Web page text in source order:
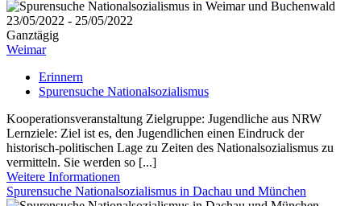
23/05/2022 - 25/05/2022
Ganztägig
Weimar
Erinnern
Spurensuche Nationalsozialismus
Kooperationsveranstaltung Zielgruppe: Jugendliche aus NRW
Lernziele: Ziel ist es, den Jugendlichen einen Eindruck der
historisch-politischen Lage zu Zeiten des Nationalsozialismus zu
vermitteln. Sie werden so [...]
Weitere Informationen
Spurensuche Nationalsozialismus in Dachau und München